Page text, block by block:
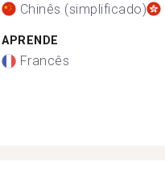
Chinês (simplificado)
APRENDE
Francês